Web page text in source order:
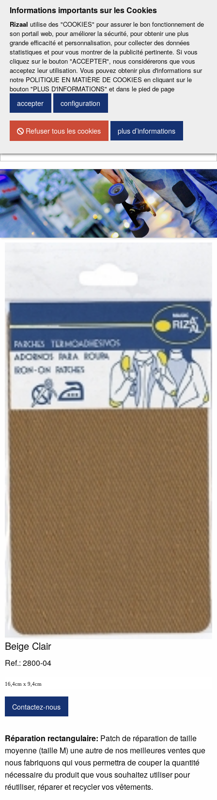
Informations importants sur les Cookies
Rizaal utilise des "COOKIES" pour assurer le bon fonctionnement de
son portail web, pour améliorer la sécurité, pour obtenir une plus
grande efficacité et personnalisation, pour collecter des données
statistiques et pour vous montrer de la publicité pertinente. Si vous
cliquez sur le bouton "ACCEPTER", nous considérerons que vous
acceptez leur utilisation. Vous pouvez obtenir plus d'informations sur
notre POLITIQUE EN MATIÈRE DE COOKIES en cliquant sur le
bouton "PLUS D'INFORMATIONS" et dans le pied de page
accepter configuration
Refuser tous les cookies plus d’informations
- ESP- ENG-CAT -FRA-DEU
CONTACTEZ NOUS
Menu
Chercher
Beige Clair
Ref.: 2800-04
16,4cm x 9,4cm
Contactez-nous
Réparation rectangulaire: Patch de réparation de taille
moyenne (taille M) une autre de nos meilleures ventes que
nous fabriquons qui vous permettra de couper la quantité
nécessaire du produit que vous souhaitez utiliser pour
réutiliser, réparer et recycler vos vêtements.